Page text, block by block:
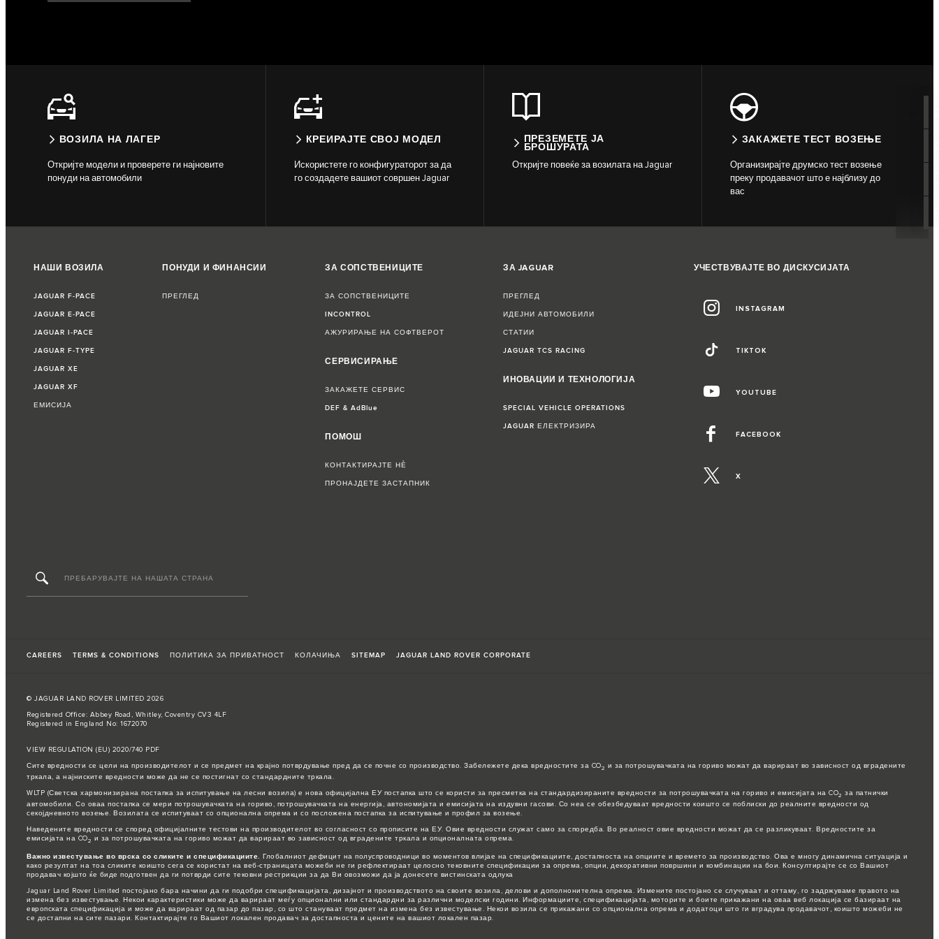
ВОЗИЛА НА ЛАГЕР
Откријте модели и проверете ги најновите
понуди на автомобили
КРЕИРАЈТЕ СВОЈ МОДЕЛ
Искористете го конфигураторот за да
го создадете вашиот совршен Jaguar
ПРЕЗЕМЕТЕ ЈА
БРОШУРАТА
Откријте повеќе за возилата на Jaguar
ЗАКАЖЕТЕ ТЕСТ ВОЗЕЊЕ
Организирајте друмско тест возење
преку продавачот што е најблизу до
вас
НАШИ ВОЗИЛА
JAGUAR F‑PACE
JAGUAR E‑PACE
JAGUAR I‑PACE
JAGUAR F‑TYPE
JAGUAR XE
JAGUAR XF
ЕМИСИЈА
ПОНУДИ И ФИНАНСИИ
ПРЕГЛЕД
ЗА СОПСТВЕНИЦИТЕ
ЗА СОПСТВЕНИЦИТЕ
INCONTROL
АЖУРИРАЊЕ НА СОФТВЕРОТ
СЕРВИСИРАЊЕ
ЗАКАЖЕТЕ СЕРВИС
DEF & AdBlue
ПОМОШ
КОНТАКТИРАЈТЕ НЀ
ПРОНАЈДЕТЕ ЗАСТАПНИК
ЗА JAGUAR
ПРЕГЛЕД
ИДЕЈНИ АВТОМОБИЛИ
СТАТИИ
JAGUAR TCS RACING
ИНОВАЦИИ И ТЕХНОЛОГИЈА
SPECIAL VEHICLE OPERATIONS
JAGUAR ЕЛЕКТРИЗИРА
УЧЕСТВУВАЈТЕ ВО ДИСКУСИЈАТА
INSTAGRAM
TIKTOK
YOUTUBE
FACEBOOK
X
CAREERS TERMS & CONDITIONS ПОЛИТИКА ЗА ПРИВАТНОСТ КОЛАЧИЊА SITEMAP JAGUAR LAND ROVER CORPORATE
© JAGUAR LAND ROVER LIMITED 2026
Registered Office: Abbey Road, Whitley, Coventry CV3 4LF
Registered in England No: 1672070
VIEW REGULATION (EU) 2020/740 PDF
Сите вредности се цели на производителот и се предмет на крајно потврдување пред да се почне со производство. Забележете дека вредностите за CO2 и за потрошувачката на гориво можат да варираат во зависност од вградените
тркала, а најниските вредности може да не се постигнат со стандардните тркала.
WLTP (Светска хармонизирана постапка за испитување на лесни возила) е нова официјална ЕУ постапка што се користи за пресметка на стандардизираните вредности за потрошувачката на гориво и емисијата на CO2 за патнички
автомобили. Со оваа постапка се мери потрошувачката на гориво, потрошувачката на енергија, автономијата и емисијата на издувни гасови. Со неа се обезбедуваат вредности коишто се поблиски до реалните вредности од
секојдневното возење. Возилата се испитуваат со опционална опрема и со посложена постапка за испитување и профил за возење.
Наведените вредности се според официјалните тестови на производителот во согласност со прописите на ЕУ. Овие вредности служат само за споредба. Во реалност овие вредности можат да се разликуваат. Вредностите за
емисијата на CO2 и за потрошувачката на гориво можат да варираат во зависност од вградените тркала и опционалната опрема.
Важно известување во врска со сликите и спецификациите. Глобалниот дефицит на полуспроводници во моментов влијае на спецификациите, достапноста на опциите и времето за производство. Ова е многу динамична ситуација и
како резултат на тоа сликите коишто сега се користат на веб-страницата можеби не ги рефлектираат целосно тековните спецификации за опрема, опции, декоративни површини и комбинации на бои. Консултирајте се со Вашиот
продавач којшто ќе биде подготвен да ги потврди сите тековни рестрикции за да Ви овозможи да ја донесете вистинската одлука
Jaguar Land Rover Limited постојано бара начини да ги подобри спецификацијата, дизајнот и производството на своите возила, делови и дополнонителна опрема. Измените постојано се случуваат и оттаму, го задржуваме правото на
измена без известување. Некои карактеристики може да варираат меѓу опционални или стандардни за различни моделски години. Информациите, спецификацијата, моторите и боите прикажани на оваа веб локација се базираат на
европската спецификација и може да варираат од пазар до пазар, со што стануваат предмет на измена без известување. Некои возила се прикажани со опционална опрема и додатоци што ги вградува продавачот, коишто можеби не
се достапни на сите пазари. Контактирајте го Вашиот локален продавач за достапноста и цените на вашиот локален пазар.